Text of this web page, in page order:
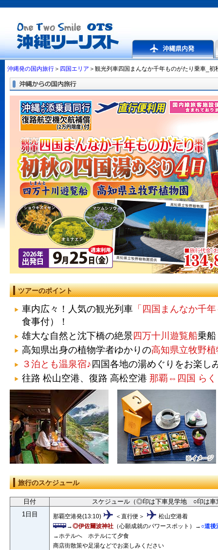
沖縄発の国内旅行 ＞ 四国エリア ＞観光列車四国まんなか千年ものがたり乗車_初
ツアーのポイント
車内広々！人気の観光列車 「四国まんなか千
食事付）！
雄大な自然と沈下橋の絶景四万十川遊覧船乗船
高知県出身の植物学者ゆかりの高知県立牧野
３泊とも温泉宿♪ 四国各地の湯めぐりをお楽し
往路 松山空港、復路 高松空港 那覇⇔四国 らく
旅行のスケジュール
日付
スケジュール（◎印は下車見学地 ○印は車
1日目
那覇空港発(13:10) ＜直行便＞
松山空港着
→◎伊佐爾波神社 （心願成就のパワースポット）→ ○道後
→ホテルへ ホテルにて夕食
商店街散策や足湯などでお楽しみください